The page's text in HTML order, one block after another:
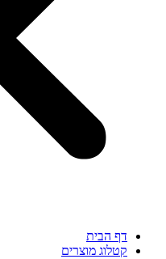
דף הבית
קטלוג מוצרים